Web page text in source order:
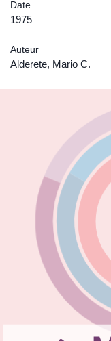
Date
1975
Auteur
Alderete, Mario C.